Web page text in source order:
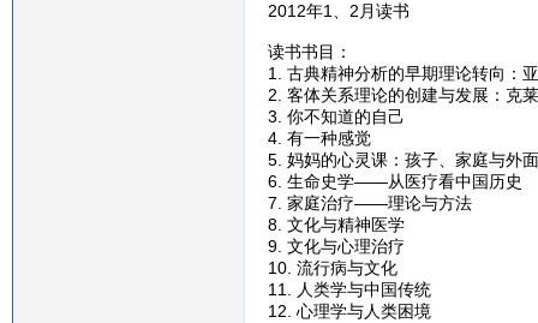
2012年1、2月读书
读书书目：
1. 古典精神分析的早期理论转向：
2. 客体关系理论的创建与发展：克
3. 你不知道的自己
4. 有一种感觉
5. 妈妈的心灵课：孩子、家庭与外
6. 生命史学——从医疗看中国历史
7. 家庭治疗——理论与方法
8. 文化与精神医学
9. 文化与心理治疗
10. 流行病与文化
11. 人类学与中国传统
12. 心理学与人类困境